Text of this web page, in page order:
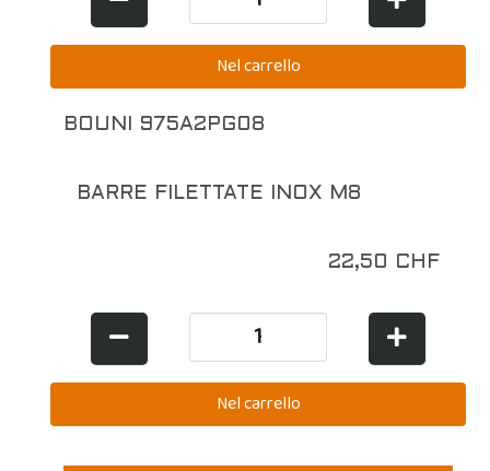
BOUNI 975A2PG08
BARRE FILETTATE INOX M8
22,50 CHF